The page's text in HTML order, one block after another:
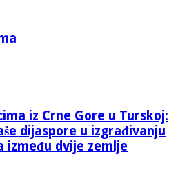
iz Crne Gore u Turskoj:
dijaspore u izgrađivanju
između dvije zemlje